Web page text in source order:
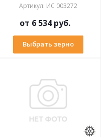
Артикул: ИС 003272
от 6 534 руб.
Выбрать зерно